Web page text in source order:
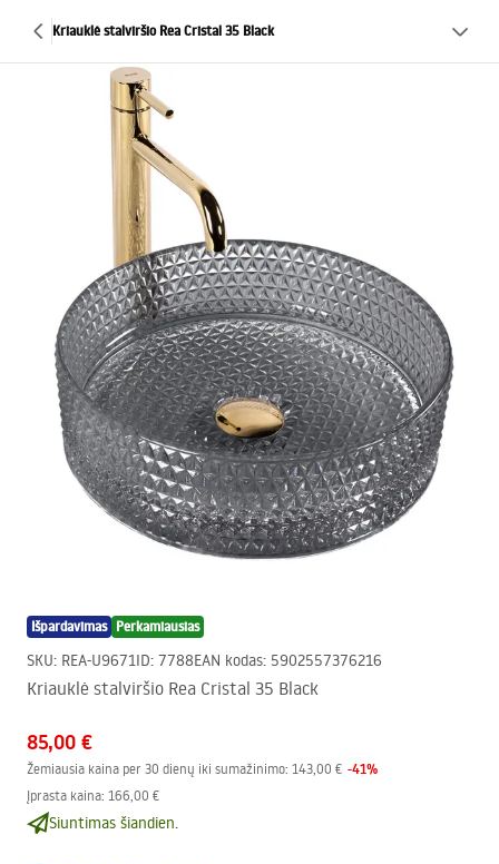
Kriauklė stalviršio Rea Cristal 35 Black
Išpardavimas Perkamiausias
SKU: REA-U9671ID: 7788EAN kodas: 5902557376216
Kriauklė stalviršio Rea Cristal 35 Black
85,00 €
Žemiausia kaina per 30 dienų iki sumažinimo: 143,00 € -41%
Įprasta kaina: 166,00 €
Siuntimas šiandien.